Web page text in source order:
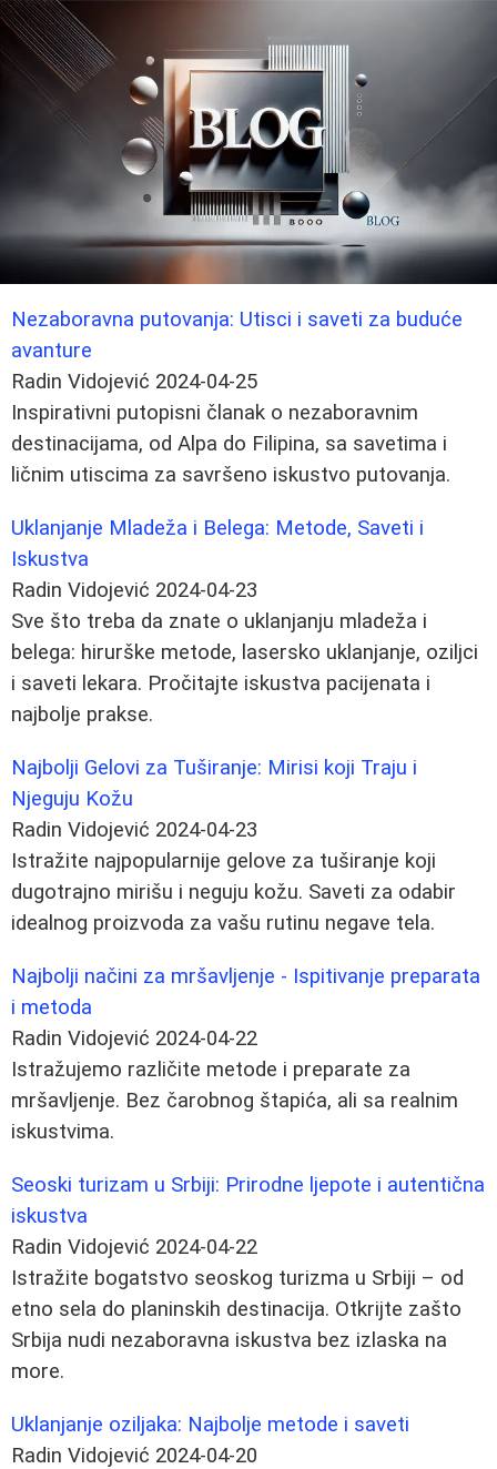
Nezaboravna putovanja: Utisci i saveti za buduće
avanture
Radin Vidojević 2024-04-25
Inspirativni putopisni članak o nezaboravnim
destinacijama, od Alpa do Filipina, sa savetima i
ličnim utiscima za savršeno iskustvo putovanja.
Uklanjanje Mladeža i Belega: Metode, Saveti i
Iskustva
Radin Vidojević 2024-04-23
Sve što treba da znate o uklanjanju mladeža i
belega: hirurške metode, lasersko uklanjanje, oziljci
i saveti lekara. Pročitajte iskustva pacijenata i
najbolje prakse.
Najbolji Gelovi za Tuširanje: Mirisi koji Traju i
Njeguju Kožu
Radin Vidojević 2024-04-23
Istražite najpopularnije gelove za tuširanje koji
dugotrajno mirišu i neguju kožu. Saveti za odabir
idealnog proizvoda za vašu rutinu negave tela.
Najbolji načini za mršavljenje - Ispitivanje preparata
i metoda
Radin Vidojević 2024-04-22
Istražujemo različite metode i preparate za
mršavljenje. Bez čarobnog štapića, ali sa realnim
iskustvima.
Seoski turizam u Srbiji: Prirodne ljepote i autentična
iskustva
Radin Vidojević 2024-04-22
Istražite bogatstvo seoskog turizma u Srbiji – od
etno sela do planinskih destinacija. Otkrijte zašto
Srbija nudi nezaboravna iskustva bez izlaska na
more.
Uklanjanje oziljaka: Najbolje metode i saveti
Radin Vidojević 2024-04-20